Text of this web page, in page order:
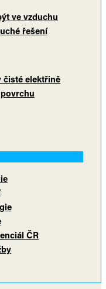
ve vzduchu
řešení
čisté elektřině
ČR